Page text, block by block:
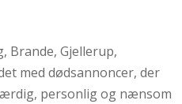
Brande, Gjellerup,
med dødsannoncer, der
personlig og nænsom